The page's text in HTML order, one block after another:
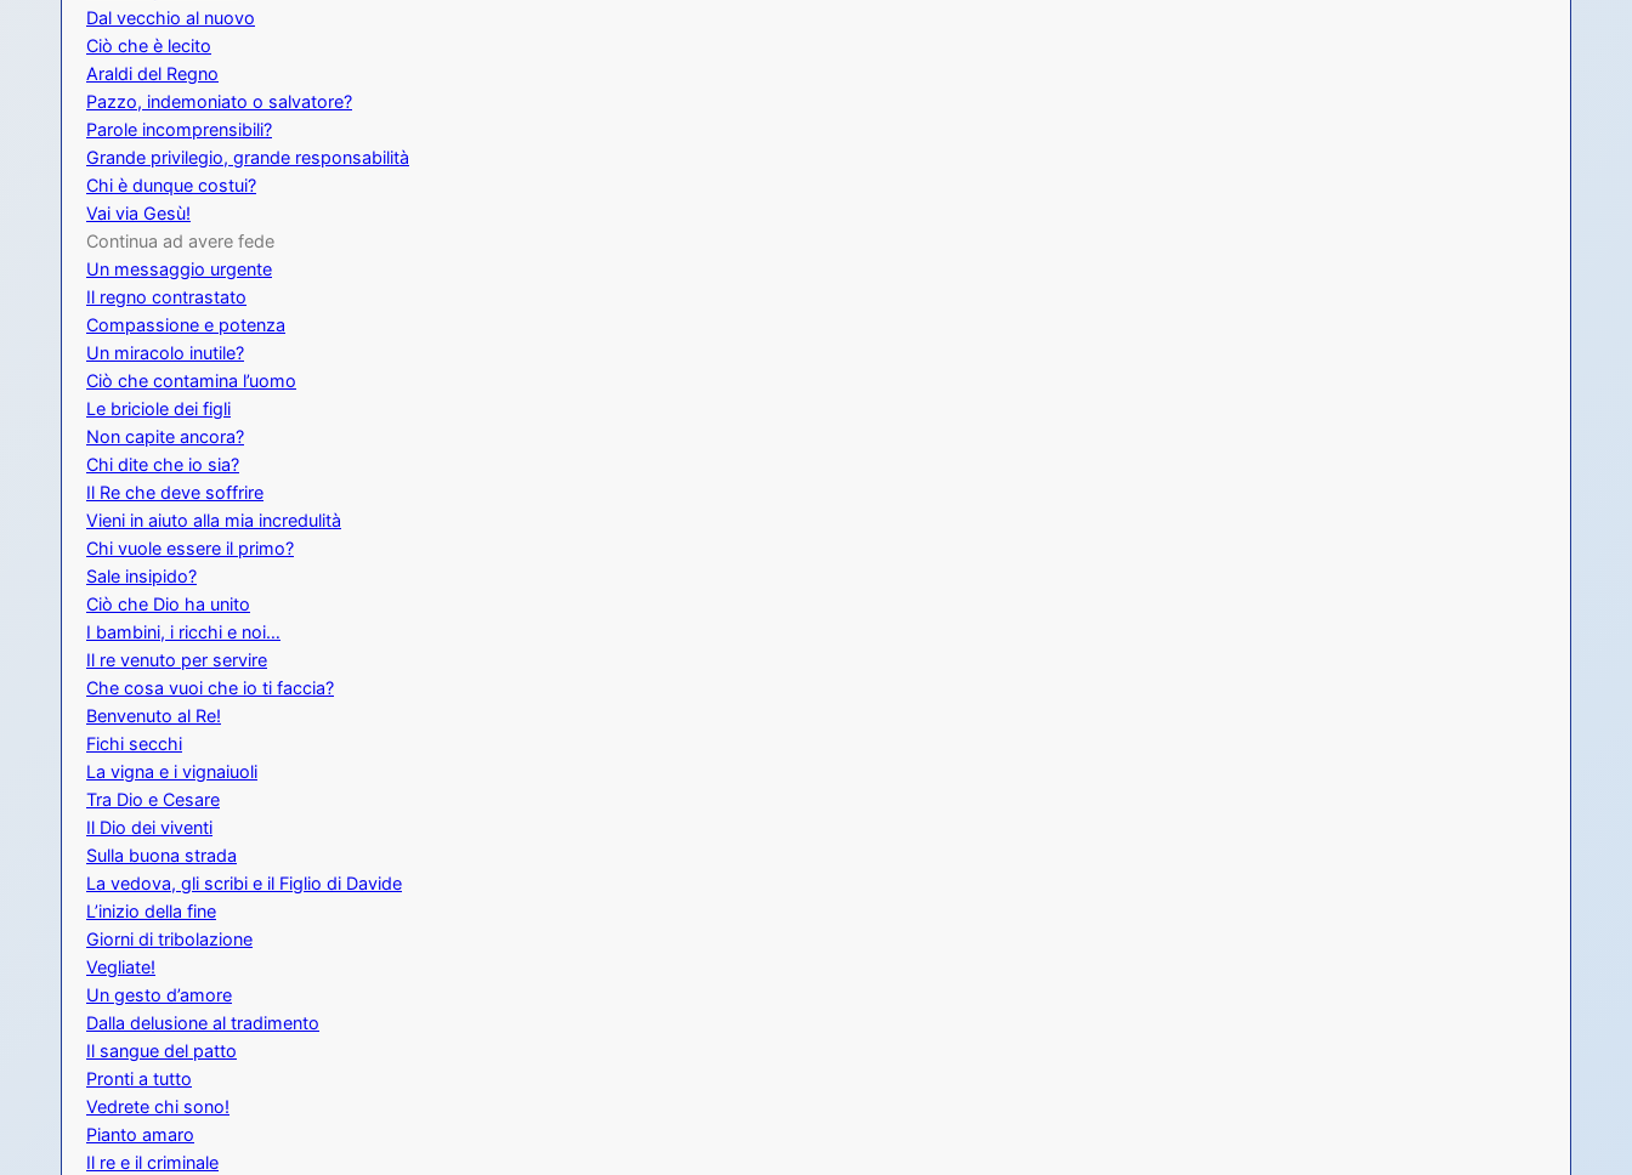
Dal vecchio al nuovo
Ciò che è lecito
Araldi del Regno
Pazzo, indemoniato o salvatore?
Parole incomprensibili?
Grande privilegio, grande responsabilità
Chi è dunque costui?
Vai via Gesù!
Continua ad avere fede
Un messaggio urgente
Il regno contrastato
Compassione e potenza
Un miracolo inutile?
Ciò che contamina l’uomo
Le briciole dei figli
Non capite ancora?
Chi dite che io sia?
Il Re che deve soffrire
Vieni in aiuto alla mia incredulità
Chi vuole essere il primo?
Sale insipido?
Ciò che Dio ha unito
I bambini, i ricchi e noi…
Il re venuto per servire
Che cosa vuoi che io ti faccia?
Benvenuto al Re!
Fichi secchi
La vigna e i vignaiuoli
Tra Dio e Cesare
Il Dio dei viventi
Sulla buona strada
La vedova, gli scribi e il Figlio di Davide
L’inizio della fine
Giorni di tribolazione
Vegliate!
Un gesto d’amore
Dalla delusione al tradimento
Il sangue del patto
Pronti a tutto
Vedrete chi sono!
Pianto amaro
Il re e il criminale